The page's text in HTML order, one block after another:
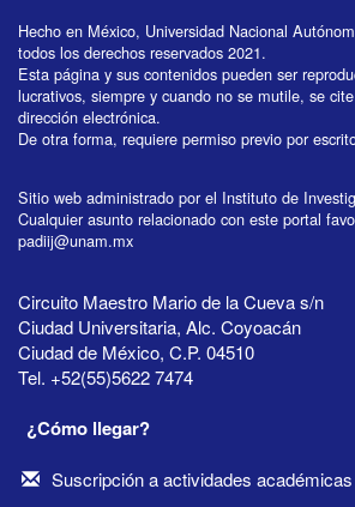
Hecho en México, Universidad Nacional
todos los derechos reservados 2021.
Esta página y sus contenidos pueden ser
lucrativos, siempre y cuando no se mutile, se
dirección electrónica.
De otra forma, requiere permiso previo por
Sitio web administrado por el Instituto de
Cualquier asunto relacionado con este portal
padiij@unam.mx
Circuito Maestro Mario de la Cueva s/n
Ciudad Universitaria, Alc. Coyoacán
Ciudad de México, C.P. 04510
Tel. +52(55)5622 7474
¿Cómo llegar?
Suscripción a actividades académicas